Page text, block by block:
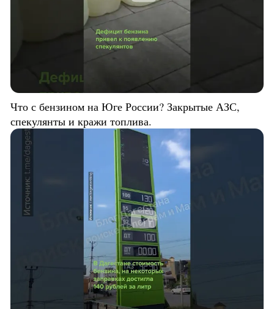
Что с бензином на Юге России? Закрытые АЗС,
спекулянты и кражи топлива.